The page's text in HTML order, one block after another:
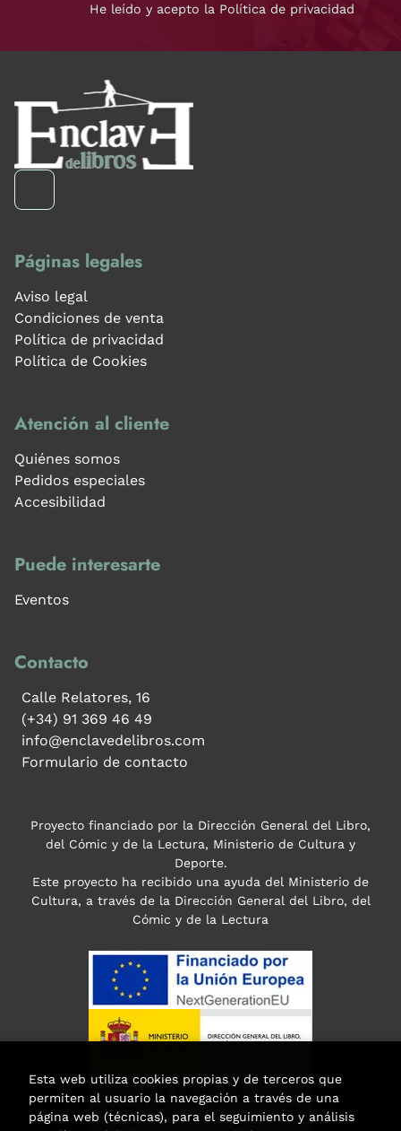
He leído y acepto la Política de privacidad
Páginas legales
Aviso legal
Condiciones de venta
Política de privacidad
Política de Cookies
Atención al cliente
Quiénes somos
Pedidos especiales
Accesibilidad
Puede interesarte
Eventos
Contacto
Calle Relatores, 16
(+34) 91 369 46 49
info@enclavedelibros.com
Formulario de contacto
Proyecto financiado por la Dirección General del Libro,
del Cómic y de la Lectura, Ministerio de Cultura y
Deporte.
Este proyecto ha recibido una ayuda del Ministerio de
Cultura, a través de la Dirección General del Libro, del
Cómic y de la Lectura
Esta web utiliza cookies propias y de terceros que
permiten al usuario la navegación a través de una
página web (técnicas), para el seguimiento y análisis